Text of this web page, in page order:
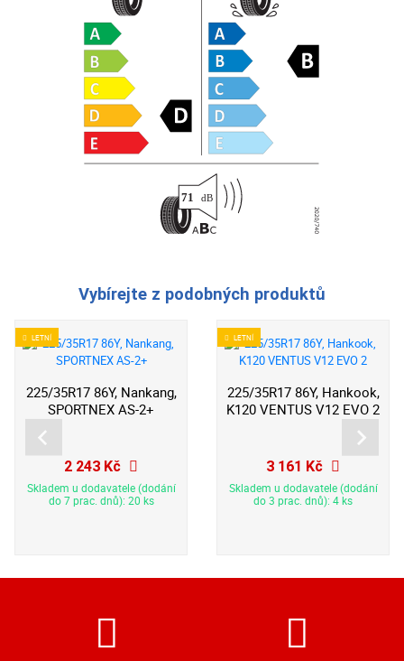
Vybírejte z podobných produktů
LETNÍ
225/35R17 86Y, Nankang,
SPORTNEX AS-2+
2 243 Kč
Skladem u dodavatele (dodání
do 7 prac. dnů): 20 ks
LETNÍ
225/35R17 86Y, Hankook,
K120 VENTUS V12 EVO 2
3 161 Kč
Skladem u dodavatele (dodání
do 3 prac. dnů): 4 ks